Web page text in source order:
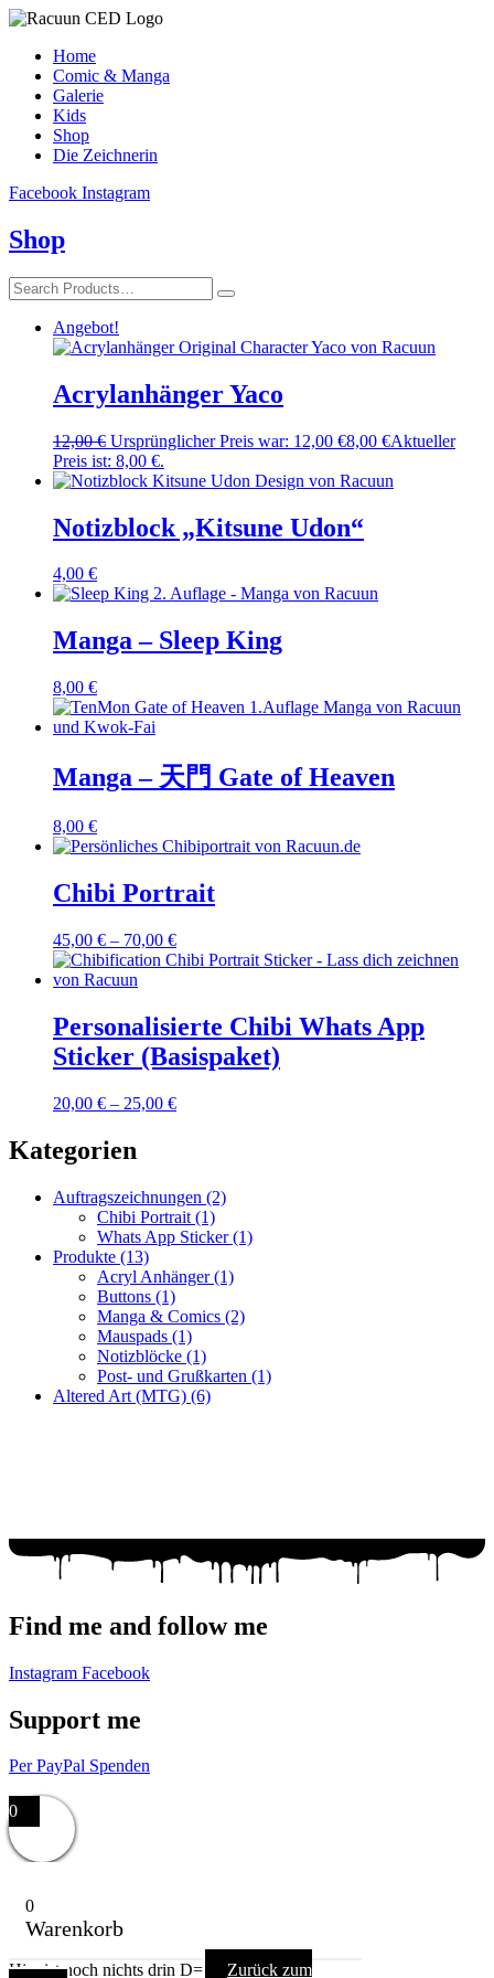
Home
Comic & Manga
Galerie
Kids
Shop
Die Zeichnerin
Facebook Instagram
Shop
Angebot!
Acrylanhänger Yaco
12,00€ Ursprünglicher Preis war: 12,00 €8,00 €Aktueller
Preis ist: 8,00 €.
Notizblock „Kitsune Udon“
4,00 €
Manga – Sleep King
8,00 €
Manga – 天門 Gate of Heaven
8,00 €
Chibi Portrait
45,00 € – 70,00 €
Personalisierte Chibi Whats App
Sticker (Basispaket)
20,00 € – 25,00 €
Kategorien
Auftragszeichnungen (2)
Chibi Portrait (1)
Whats App Sticker(1)
Produkte (13)
Acryl Anhänger(1)
Buttons (1)
Manga & Comics (2)
Mauspads (1)
Notizblöcke (1)
Post- und Grußkarten (1)
Altered Art (MTG) (6)
Find me and follow me
Instagram Facebook
Support me
Per PayPal Spenden
0
0
Warenkorb
Hier ist noch nichts drin D= Zurück zum